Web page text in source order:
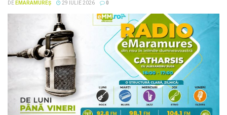
DE EMARAMUREȘ 29 IULIE 2026 0